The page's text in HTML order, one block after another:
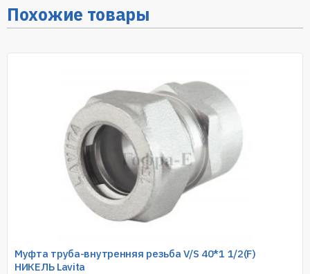
Похожие товары
Муфта труба-внутренняя резьба V/S 40*1 1/2(F)
НИКЕЛЬ Lavita